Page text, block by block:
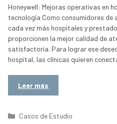
Honeywell: Mejoras operativas en
tecnología Como consumidores de
cada vez más hospitales y
proporcionen la mejor calidad de
satisfactoria. Para lograr ese
hospital, las clínicas quieren
Leer más
Categorías
Casos de Estudio